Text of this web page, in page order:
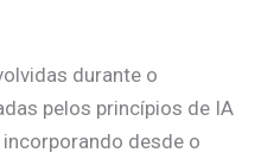
durante o
pelos princípios de IA
desde o